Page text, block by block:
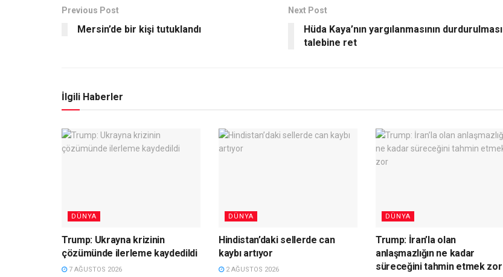
Previous Post
Mersin’de bir kişi tutuklandı
Next Post
Hüda Kaya’nın yargılanmasının durdurulması
talebine ret
İlgili Haberler
DÜNYA
Trump: Ukrayna krizinin
çözümünde ilerleme kaydedildi
7 AĞUSTOS 2026
DÜNYA
Hindistan’daki sellerde can
kaybı artıyor
2 AĞUSTOS 2026
DÜNYA
Trump: İran’la olan
anlaşmazlığın ne kadar
süreceğini tahmin etmek zor